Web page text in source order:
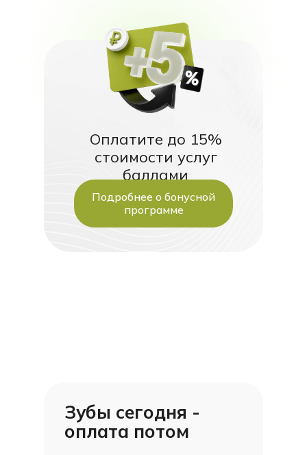
Оплатите до 15%
стоимости услуг
баллами
Подробнее о бонусной
программе
Зубы сегодня -
оплата потом